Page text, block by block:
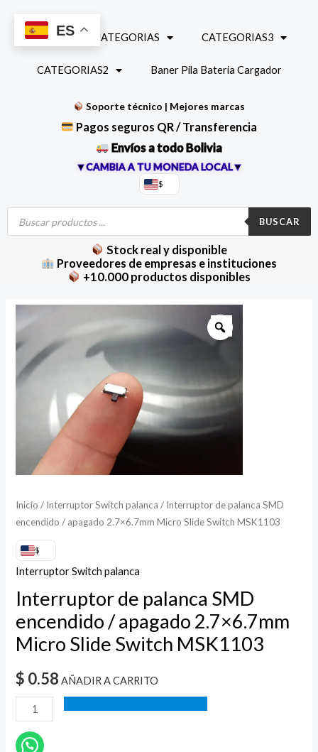
contenido
INICIO CATEGORIAS CATEGORIAS3
CATEGORIAS2 Baner Pila Bateria Cargador
Soporte técnico | Mejores marcas
Pagos seguros QR / Transferencia
Envíos a todo Bolivia
▼CAMBIA A TU MONEDA LOCAL▼
$
Búsqueda
productos
BUSCAR
Stock real y disponible
Proveedores de empresas e instituciones
+10.000 productos disponibles
Inicio / Interruptor Switch palanca / Interruptor de palanca SMD
encendido / apagado 2.7×6.7mm Micro Slide Switch MSK1103
$
Interruptor Switch palanca
Interruptor de palanca SMD
encendido / apagado 2.7×6.7mm
Micro Slide Switch MSK1103
$ 0.58 AÑADIR A CARRITO
de
palanca
SMD
apagado
2.7x6.7mm
Micro
Switch
MSK1103
cantidad
ES